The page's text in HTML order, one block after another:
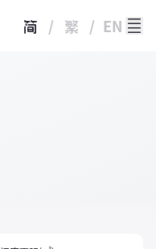
简 / 繁 / EN